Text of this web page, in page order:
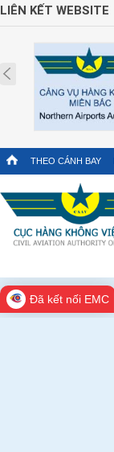
LIÊN KẾT WEBSITE
Prev
THEO CÁNH BAY
Đã kết nối EMC